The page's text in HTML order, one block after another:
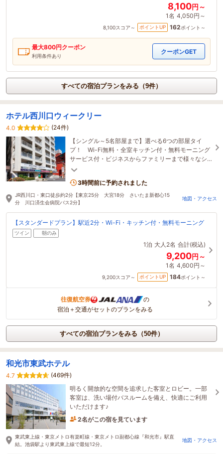
8,100円～
1名 4,050円～
8,100スコア～ ポイントUP 162ポイント～
最大800円クーポン
利用条件あり
クーポンGET
すべての宿泊プランをみる（9件）
ホテル西川口ウィークリー
4.0
(24件)
【シングル～5名部屋まで】選べる6つの部屋タイ
プ！ Wi-Fi無料・全室キッチン付・無料モーニング
サービス付・ビジネスからファミリーまで様々なシ
ーンでご利用いただけるホテルです。
3時間前に予約されました
JR西川口・東口徒歩約2分【東京25分 大宮18分 さいたま新都心15
分 川口済生会病院バス2分】
地図・アクセス
【スタンダードプラン】駅近2分・Wi-Fi・キッチン付・無料モーニング
ツイン 朝のみ
1泊 大人2名 合計(税込)
9,200円～
1名 4,600円～
9,200スコア～ ポイントUP 184ポイント～
往復航空券
の
宿泊＋交通がセットのプランをみる
すべての宿泊プランをみる（50件）
和光市東武ホテル
4.7
(469件)
明るく開放的な空間を追求した客室とロビー。一部
客室は、洗い場付バスルームを備え、快適にご利用
いただけます♪
2名がこの宿を見ています
東武東上線・東京メトロ有楽町線・東京メトロ副都心線『和光市』駅直
結。池袋駅より東武東上線で最短12分。
地図・アクセス